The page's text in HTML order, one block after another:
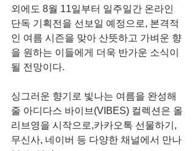
외에도 8월 11일부터 일주일간 온라인
단독 기획전을 선보일 예정으로, 본격적
인 여름 시즌을 맞아 산뜻하고 가벼운 향
을 원하는 이들에게 더욱 반가운 소식이
될 전망이다.
싱그러운 향기로 빛나는 여름을 완성해
줄 아디다스 바이브(VIBES) 컬렉션은 올
리브영을 시작으로,카카오톡 선물하기,
무신사, 네이버 등 다양한 채널에서 만나